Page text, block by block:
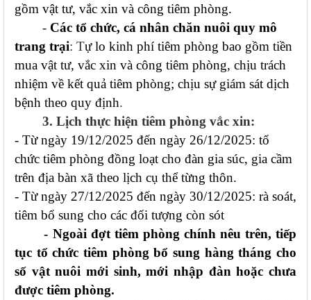
gồm vật tư, vắc xin và công tiêm phòng.
- Các tổ chức, cá nhân chăn nuôi quy mô
trang trại: Tự lo kinh phí tiêm phòng bao gồm tiền
mua vật tư, vắc xin và công tiêm phòng, chịu trách
nhiệm về kết quả tiêm phòng; chịu sự giám sát dịch
bệnh theo quy định.
3. Lịch thực hiện tiêm phòng vắc xin:
- Từ ngày 19/12/2025 đến ngày 26/12/2025: tổ
chức tiêm phòng đồng loạt cho đàn gia súc, gia cầm
trên địa bàn xã theo lịch cụ thể từng thôn.
- Từ ngày 27/12/2025 đến ngày 30/12/2025: rà soát,
tiêm bổ sung cho các đối tượng còn sót
- Ngoài đợt tiêm phòng chính nêu trên, tiếp
tục tổ chức tiêm phòng bổ sung hàng tháng cho
số vật nuôi mới sinh, mới nhập đàn hoặc chưa
được tiêm phòng.